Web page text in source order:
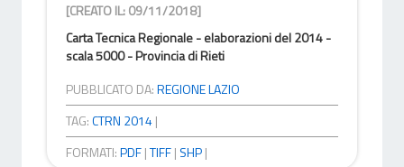
[CREATO IL: 09/11/2018]
Carta Tecnica Regionale - elaborazioni del 2014 -
scala 5000 - Provincia di Rieti
PUBBLICATO DA:REGIONE LAZIO
TAG:CTRN 2014|
FORMATI:PDF|TIFF| SHP|